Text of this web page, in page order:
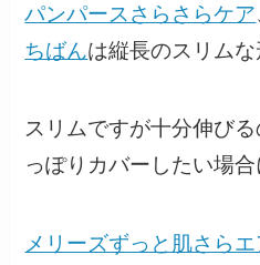
パンパースさらさらケア
ちばんは縦長のスリムな
スリムですが十分伸び
っぽりカバーしたい場合
メリーズずっと肌さら